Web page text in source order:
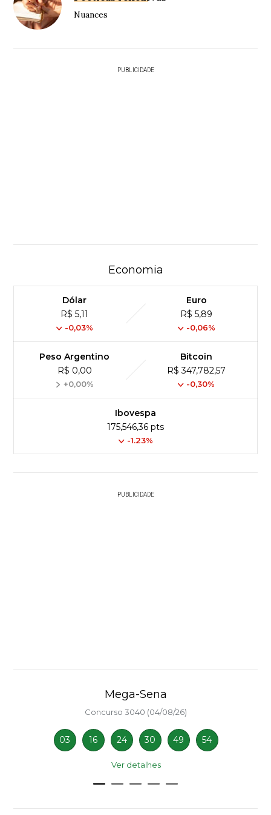
Nuances
PUBLICIDADE
Economia
Dólar
R$ 5,11
-0,03%
Euro
R$ 5,89
-0,06%
Peso Argentino
R$ 0,00
+0,00%
Bitcoin
R$ 347,782,57
-0,30%
Ibovespa
175,546,36 pts
-1.23%
PUBLICIDADE
Mega-Sena
Concurso 3040 (04/08/26)
03 16 24 30 49 54
Ver detalhes